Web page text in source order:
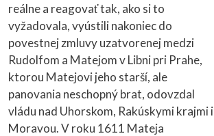
reálne a reagovať tak, ako si to
vyžadovala, vyústili nakoniec do
povestnej zmluvy uzatvorenej medzi
Rudolfom a Matejom v Libni pri Prahe,
ktorou Matejovi jeho starší, ale
panovania neschopný brat, odovzdal
vládu nad Uhorskom, Rakúskymi krajmi i
Moravou. V roku 1611 Mateja